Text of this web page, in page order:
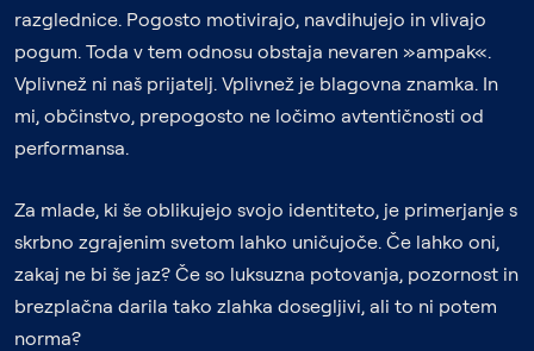
razglednice. Pogosto motivirajo, navdihujejo in vlivajo
pogum. Toda v tem odnosu obstaja nevaren »ampak«.
Vplivnež ni naš prijatelj. Vplivnež je blagovna znamka. In
mi, občinstvo, prepogosto ne ločimo avtentičnosti od
performansa.
Za mlade, ki še oblikujejo svojo identiteto, je primerjanje s
skrbno zgrajenim svetom lahko uničujoče. Če lahko oni,
zakaj ne bi še jaz? Če so luksuzna potovanja, pozornost in
brezplačna darila tako zlahka dosegljivi, ali to ni potem
norma?